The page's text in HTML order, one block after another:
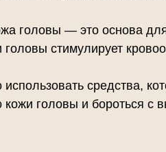
головы — это основа
стимулирует
средства,
кожи головы и бороться с